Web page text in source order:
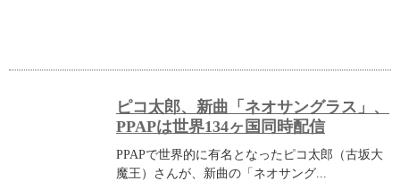
ピコ太郎、新曲「ネオサングラス」、
PPAPは世界134ヶ国同時配信
PPAPで世界的に有名となったピコ太郎（古坂大
魔王）さんが、新曲の「ネオサング...